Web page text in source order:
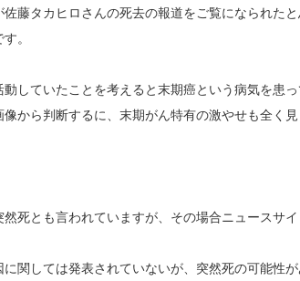
佐藤タカヒロさんの死去の報道をご覧になられた
。
動していたことを考えると末期癌という病気を患
像から判断するに、末期がん特有の激やせも全く見
然死とも言われていますが、その場合ニュースサ
に関しては発表されていないが、突然死の可能性